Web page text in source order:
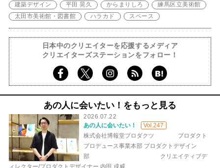
建築デザイン 平田 晃久 からまりしろ
練馬区立美術館
太田市美術館・図書館
ハラカド スペース
日本中のクリエイターを応援するメディア
クリエイターズステーションをフォロー！
あの人に会いたい！をもっと見る
2026.07.22
あの人に会いたい！
Vol.247
株式会社博報堂プロダクツ プロダクト
プロデュース事業本部 プロダクトデザイン
部 クリエイティブデ
ィレクター/プロダクトデザイナー 内田 成威